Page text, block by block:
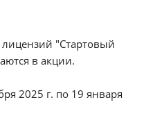
"Стартовый
в акции.
2025 г. по 19 января